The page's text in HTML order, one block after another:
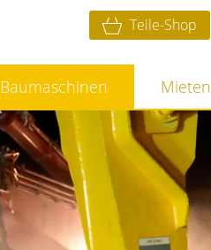
Teile-Shop
Baumaschinen Mieten